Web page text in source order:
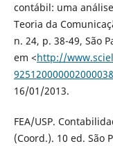
contábil: uma
Teoria da
n. 24, p. 38-49, São
em <http://
16/01/2013.
FEA/USP.
(Coord.). 10 ed. São